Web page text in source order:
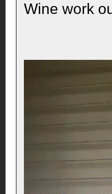
Wine work